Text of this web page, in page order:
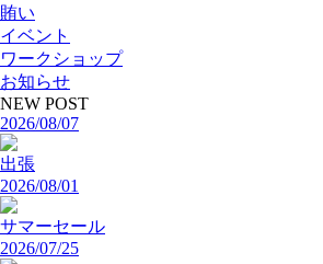
賄い
イベント
ワークショップ
お知らせ
NEW POST
2026/08/07
出張
2026/08/01
サマーセール
2026/07/25